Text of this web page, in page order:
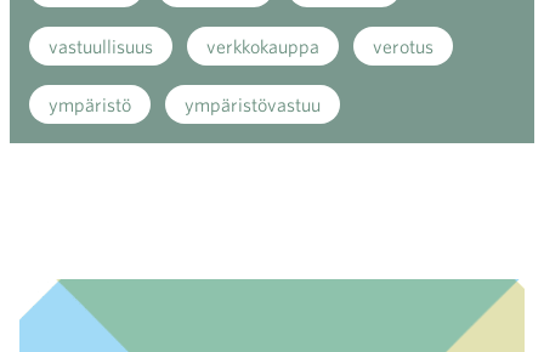
vastuullisuus verkkokauppa verotus
ympäristö ympäristövastuu